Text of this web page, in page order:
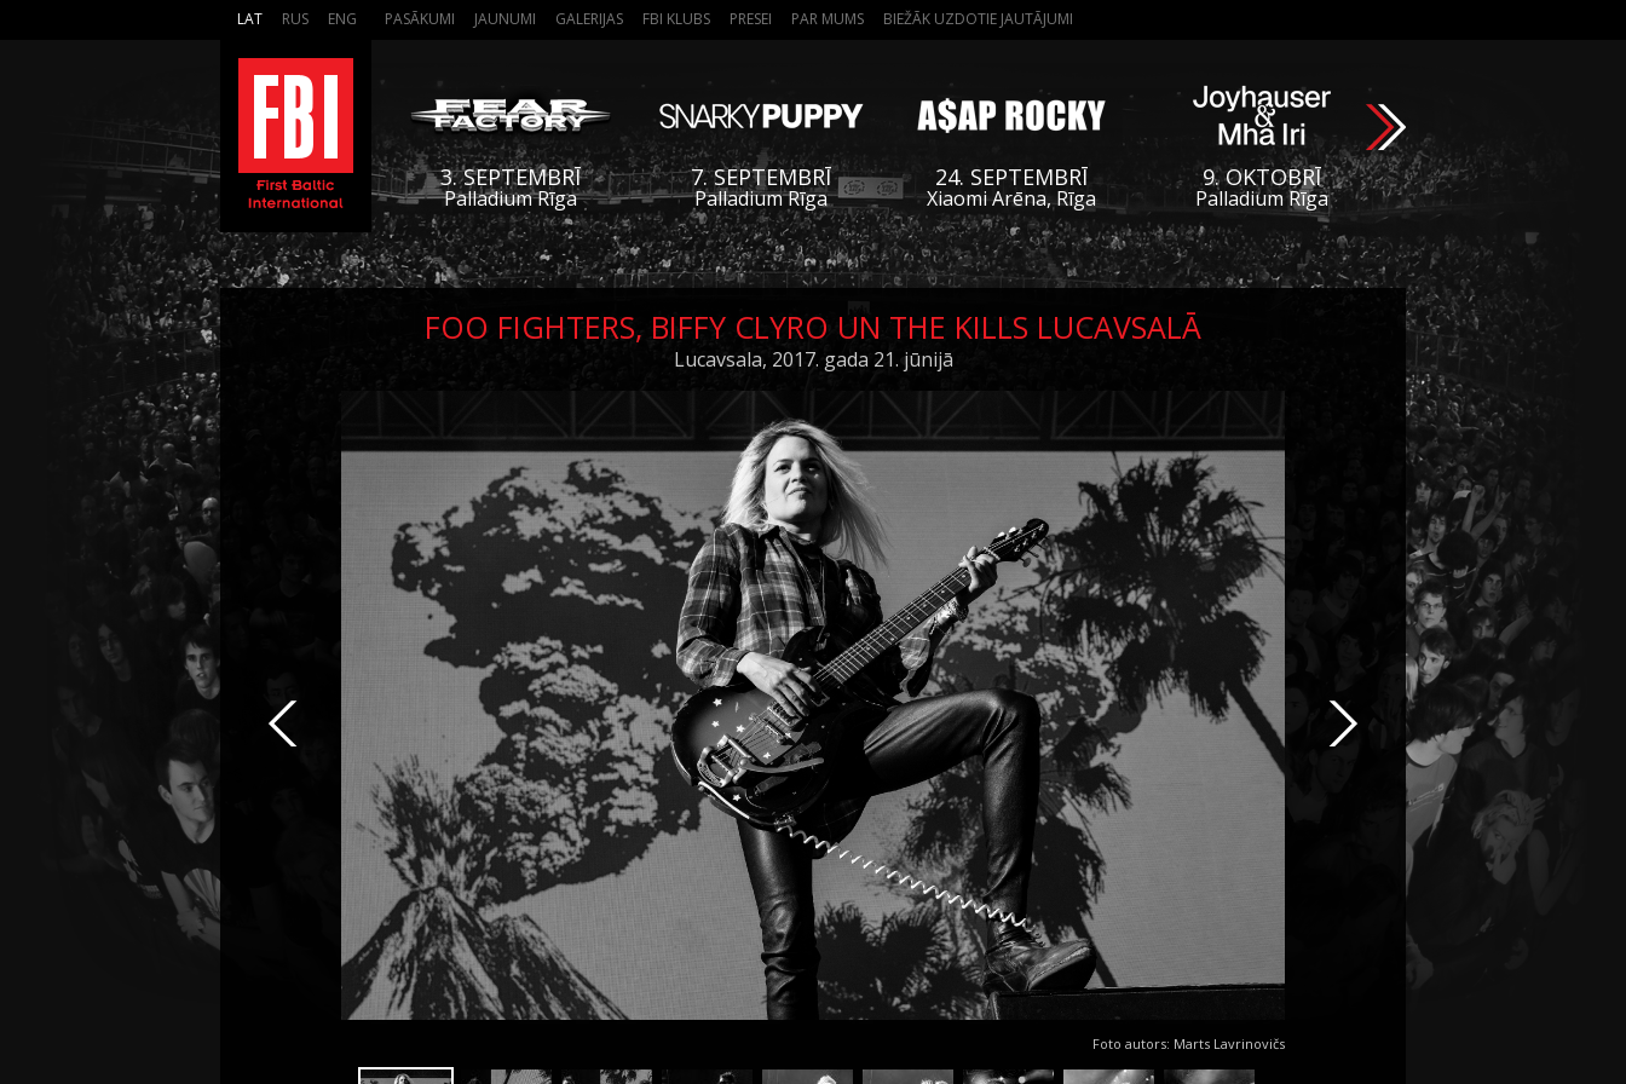
LAT RUS ENG PASĀKUMI JAUNUMI GALERIJAS FBI KLUBS PRESEI PAR MUMS BIEŽĀK UZDOTIE JAUTĀJUMI
3. SEPTEMBRĪ
Palladium Rīga
7. SEPTEMBRĪ
Palladium Rīga
24. SEPTEMBRĪ
Xiaomi Arēna, Rīga
9. OKTOBRĪ
Palladium Rīga
FOO FIGHTERS, BIFFY CLYRO UN THE KILLS LUCAVSALĀ
Lucavsala, 2017. gada 21. jūnijā
Foto autors: Marts Lavrinovičs